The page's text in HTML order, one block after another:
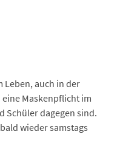
Leben, auch in der
Maskenpflicht im
Schüler dagegen sind.
wieder samstags